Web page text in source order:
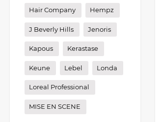
Hair Company Hempz
J Beverly Hills Jenoris
Kapous Kerastase
Keune Lebel Londa
Loreal Professional
MISE EN SCENE